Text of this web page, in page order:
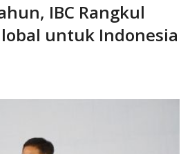
IBC Rangkul
untuk Indonesia